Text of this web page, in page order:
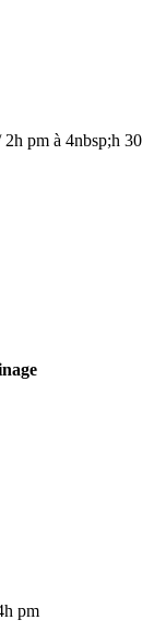
2h pm à 4nbsp;h 30
pm